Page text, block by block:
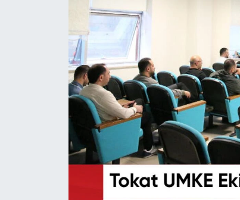
Tokat Haber